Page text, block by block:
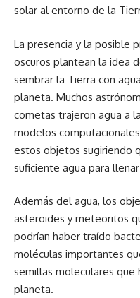
solar al entorno de la
La presencia y la posible
oscuros plantean la idea
sembrar la Tierra con
planeta. Muchos
cometas trajeron agua a
modelos
estos objetos sugiriendo
suficiente agua para
Además del agua, los
asteroides y meteoritos
podrían haber traído
moléculas importantes
semillas moleculares que
planeta.